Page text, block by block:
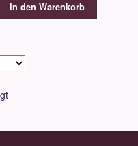
In den Warenkorb